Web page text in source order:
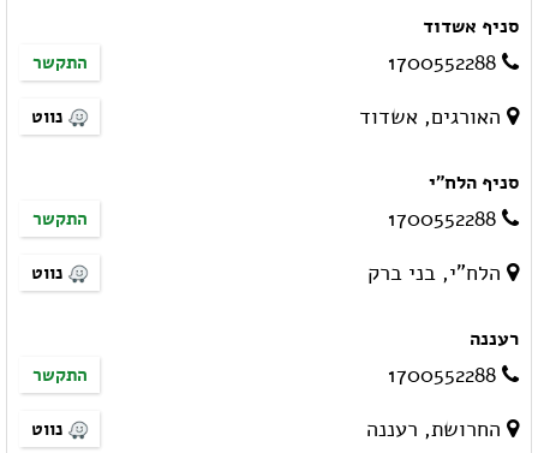
סניף אשדוד
1700552288 התקשר
האורגים, אשדוד נווט
סניף הלח"י
1700552288 התקשר
הלח"י, בני ברק נווט
רעננה
1700552288 התקשר
החרושת, רעננה נווט